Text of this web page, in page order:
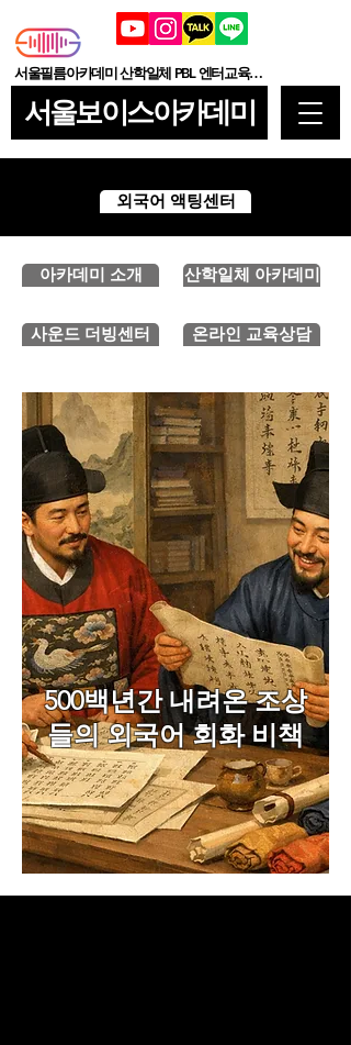
서울필름아카데미 산학일체 PBL 엔터교육기관
서울보이스아카데미
외국어 액팅센터
아카데미 소개
사운드 더빙센터
산학일체 아카데미
온라인 교육상담
500백년간 내려온 조상
들의 외국어 회화 비책